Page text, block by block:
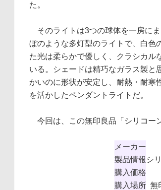
た。
そのライトは3つの球体を一房に
ぼのような多灯型のライトで、白色
た光は柔らかで優しく、クラシカル
いる。シェードは精巧なガラス製と
かいのに形状が安定し、耐熱・耐寒
を活かしたペンダントライトだ。
今回は、この無印良品「シリコー
メーカー
製品情報 シ
購入価格
購入場所 無